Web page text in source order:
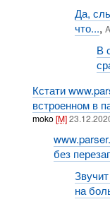
Да,
что...,
В
Кстати
встроенном в
moko[M]
без
на